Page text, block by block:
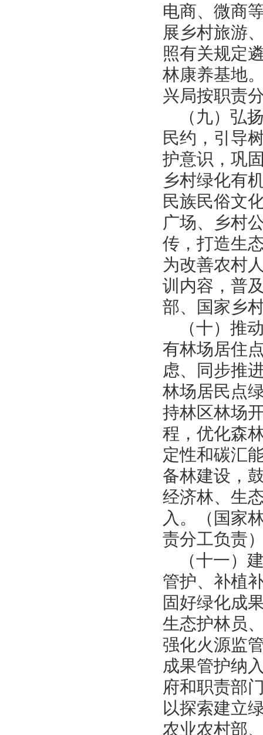
电商、微商
展乡村旅游
照有关规定
林康养基地
兴局按职责
（九）弘
民约，引导
护意识，巩
乡村绿化有
民族民俗文
广场、乡村
传，打造生
为改善农村
训内容，普
部、国家乡
（十）推
有林场居住
虑、同步推
林场居民点
持林区林场
程，优化森
定性和碳汇
备林建设，
经济林、生
入。（国家
责分工负责
（十一）
管护、补植
固好绿化成
生态护林员
强化火源监
成果管护纳
府和职责部
以探索建立
农业农村部